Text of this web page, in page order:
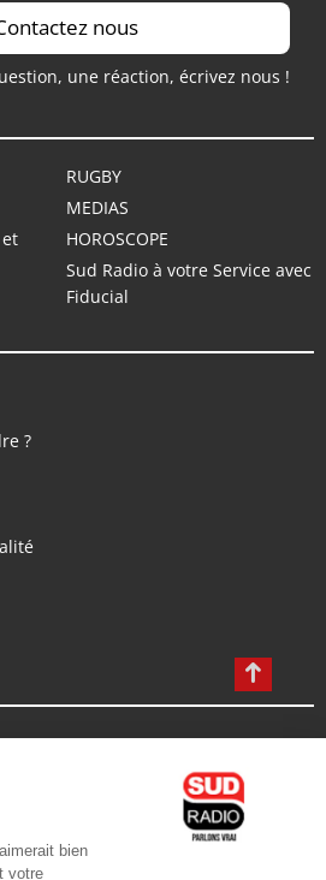
nous
une réaction, écrivez nous !
RUGBY
MEDIAS
HOROSCOPE
Sud Radio à votre Service avec
Fiducial
?
/ Android